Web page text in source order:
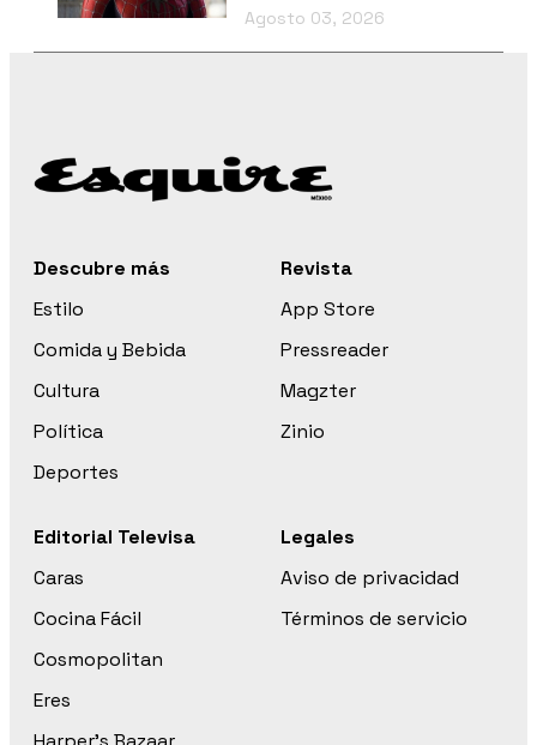
Agosto 03, 2026
Descubre más
Estilo
Comida y Bebida
Cultura
Política
Deportes
Revista
App Store
Pressreader
Magzter
Zinio
Editorial Televisa
Caras
Cocina Fácil
Cosmopolitan
Eres
Legales
Aviso de privacidad
Términos de servicio